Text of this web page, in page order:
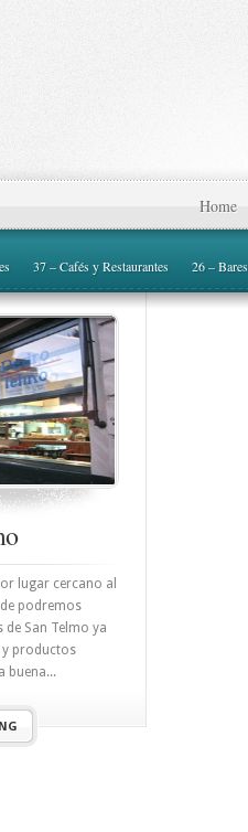
Home
37 – Cafés y Restaurantes 26 –
lugar cercano al
podremos
San Telmo ya
y productos
buena...